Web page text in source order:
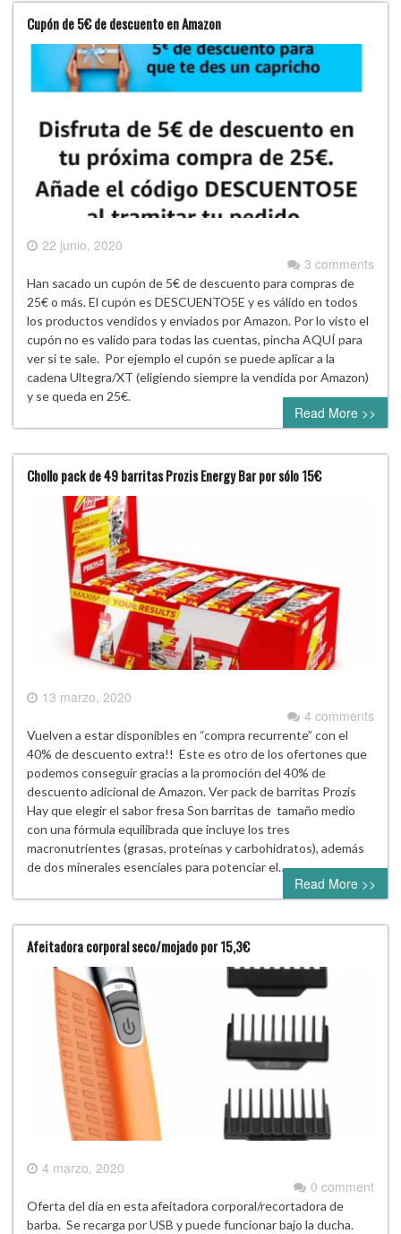
Cupón de 5€ de descuento en Amazon
22 junio, 2020
3 comments
Han sacado un cupón de 5€ de descuento para compras de
25€ o más. El cupón es DESCUENTO5E y es válido en todos
los productos vendidos y enviados por Amazon. Por lo visto el
cupón no es valido para todas las cuentas, pincha AQUÍ para
ver si te sale. Por ejemplo el cupón se puede aplicar a la
cadena Ultegra/XT (eligiendo siempre la vendida por Amazon)
y se queda en 25€.
Read More >>
Chollo pack de 49 barritas Prozis Energy Bar por sólo 15€
13 marzo, 2020
4 comments
Vuelven a estar disponibles en “compra recurrente” con el
40% de descuento extra!! Este es otro de los ofertones que
podemos conseguir gracias a la promoción del 40% de
descuento adicional de Amazon. Ver pack de barritas Prozis
Hay que elegir el sabor fresa Son barritas de tamaño medio
con una fórmula equilibrada que incluye los tres
macronutrientes (grasas, proteínas y carbohidratos), además
de dos minerales esenciales para potenciar el…
Read More >>
Afeitadora corporal seco/mojado por 15,3€
4 marzo, 2020
0 comment
Oferta del día en esta afeitadora corporal/recortadora de
barba. Se recarga por USB y puede funcionar bajo la ducha.